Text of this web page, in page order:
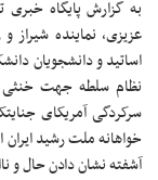
به گزارش پایگاه خبری
عزیزی، نماینده
اساتید و دانشجویان
نظام سلطه جهت خنثی
سرکردگی آمریکای
خواهانه ملت رشید
آشفته نشان دادن حال و